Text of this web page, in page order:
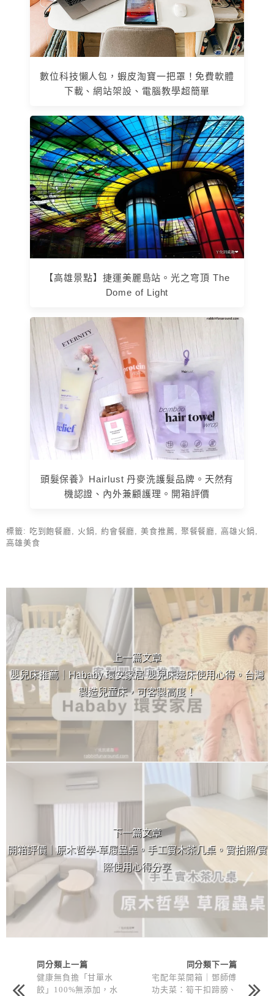
數位科技懶人包，蝦皮淘寶一把罩！免費軟體
下載、網站架設、電腦教學超簡單
【高雄景點】捷運美麗島站。光之穹頂 The
Dome of Light
頭髮保養》Hairlust 丹麥洗護髮品牌。天然有
機認證、內外兼顧護理。開箱評價
標籤: 吃到飽餐廳 火鍋 約會餐廳 ,美食推薦 聚餐餐廳 ,高雄火鍋
高雄美食
上 / 下一篇文章
上一篇文章
嬰兒床推薦｜Hababy 環安家居 嬰兒床邊床使用心得。台灣
製造兒童床，可客製高度！
下一篇文章
開箱評價｜原木哲學-草履蟲桌。手工實木茶几桌。實拍照/實
際使用心得分享
同分類上一篇
健康無負擔「甘單水
餃」100%無添加，水
同分類下一篇
宅配年菜開箱｜鄧師傅
功夫菜：筍干扣蹄膀、